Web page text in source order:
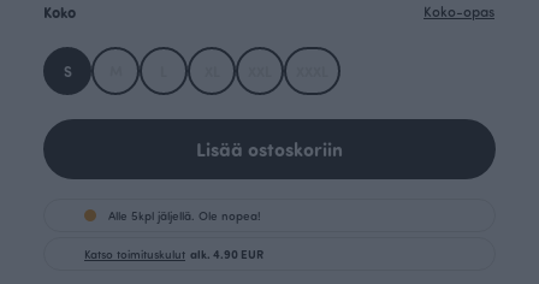
Koko Koko-opas
S
Lisää ostoskoriin
Alle 5kpl jäljellä. Ole nopea!
Katso toimituskulut alk. 4.90 EUR